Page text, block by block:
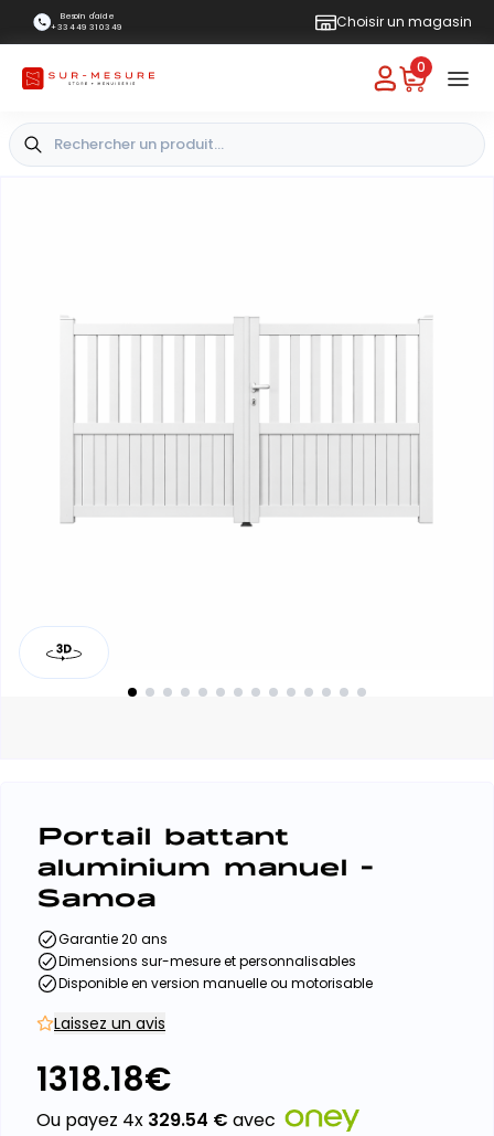
Besoin d'aide
+33 4 49 31 03 49
Choisir un magasin
0
Portail battant
aluminium manuel -
Samoa
Garantie 20 ans
Dimensions sur-mesure et personnalisables
Disponible en version manuelle ou motorisable
Laissez un avis
1318.18€
Ou payez 4x 329.54 € avec